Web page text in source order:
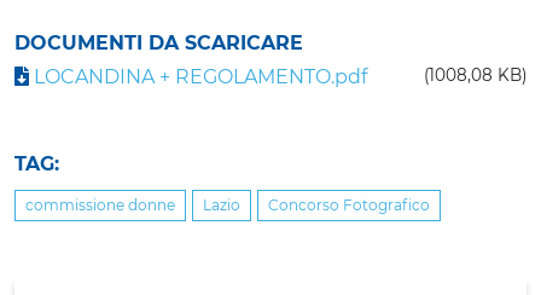
DOCUMENTI DA SCARICARE
LOCANDINA + REGOLAMENTO.pdf
(1008,08 KB)
TAG:
commissione donne Lazio Concorso Fotografico